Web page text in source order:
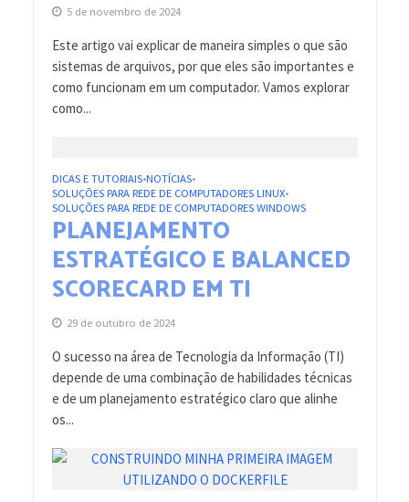
5 de novembro de 2024
Este artigo vai explicar de maneira simples o que são
sistemas de arquivos, por que eles são importantes e
como funcionam em um computador. Vamos explorar
como...
DICAS E TUTORIAIS•NOTÍCIAS•
SOLUÇÕES PARA REDE DE COMPUTADORES LINUX•
SOLUÇÕES PARA REDE DE COMPUTADORES WINDOWS
PLANEJAMENTO
ESTRATÉGICO E BALANCED
SCORECARD EM TI
29 de outubro de 2024
O sucesso na área de Tecnologia da Informação (TI)
depende de uma combinação de habilidades técnicas
e de um planejamento estratégico claro que alinhe
os...